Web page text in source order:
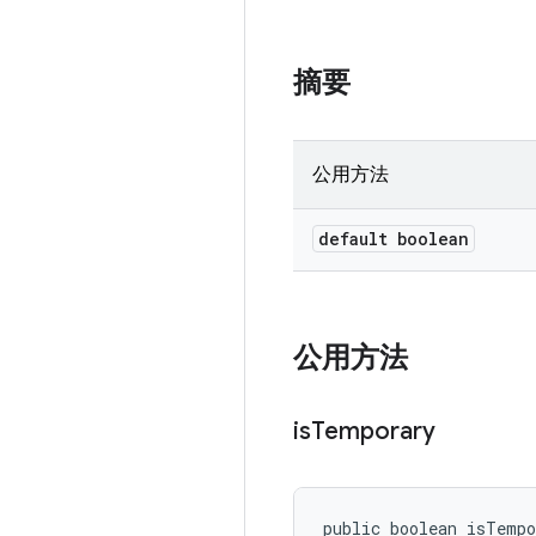
摘要
公用方法
default boolean
公用方法
isTemporary
public boolean